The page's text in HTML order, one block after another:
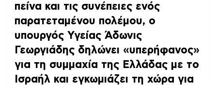
πείνα και τις συνέπειες ενός
παρατεταμένου πολέμου, ο
υπουργός Υγείας Άδωνις
Γεωργιάδης δηλώνει «υπερήφανος»
για τη συμμαχία της Ελλάδας με το
Ισραήλ και εγκωμιάζει τη χώρα για